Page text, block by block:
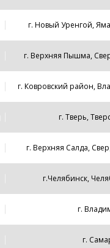
г. Новый Уренгой,
г. Верхняя Пышма,
г. Ковровский район,
г. Тверь,
г. Верхняя Салда,
г.Челябинск,
г.
г.